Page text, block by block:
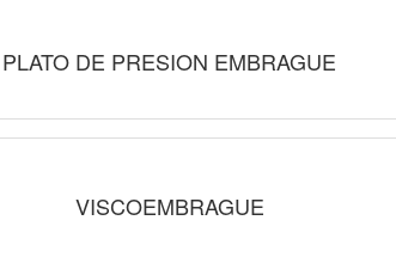
PLATO DE PRESION EMBRAGUE
VISCOEMBRAGUE